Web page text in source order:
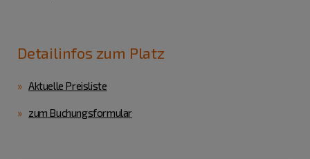
Detailinfos zum Platz
Aktuelle Preisliste
zum Buchungsformular